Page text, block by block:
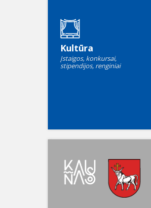
Kultūra
Įstaigos, konkursai,
stipendijos, renginiai